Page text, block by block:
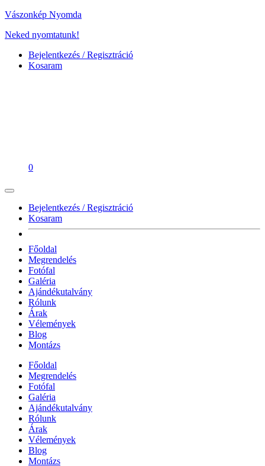
Vászonkép Nyomda
Neked nyomtatunk!
Bejelentkezés / Regisztráció
Kosaram
0
Bejelentkezés / Regisztráció
Kosaram
Főoldal
Megrendelés
Fotófal
Galéria
Ajándékutalvány
Rólunk
Árak
Vélemények
Blog
Montázs
Főoldal
Megrendelés
Fotófal
Galéria
Ajándékutalvány
Rólunk
Árak
Vélemények
Blog
Montázs